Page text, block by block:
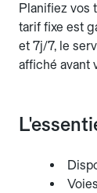
Planifiez vos
tarif fixe est
et 7j/7, le
affiché avant